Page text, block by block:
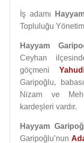
İş adamı
Topluluğu
Hayyam
Ceyhan
göçmeni
Garipoğlu,
Nizam ve
kardeşleri vardır.
Hayyam
Garipoğlu’nun